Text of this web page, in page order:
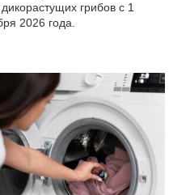
грибов с 1
2026 года.